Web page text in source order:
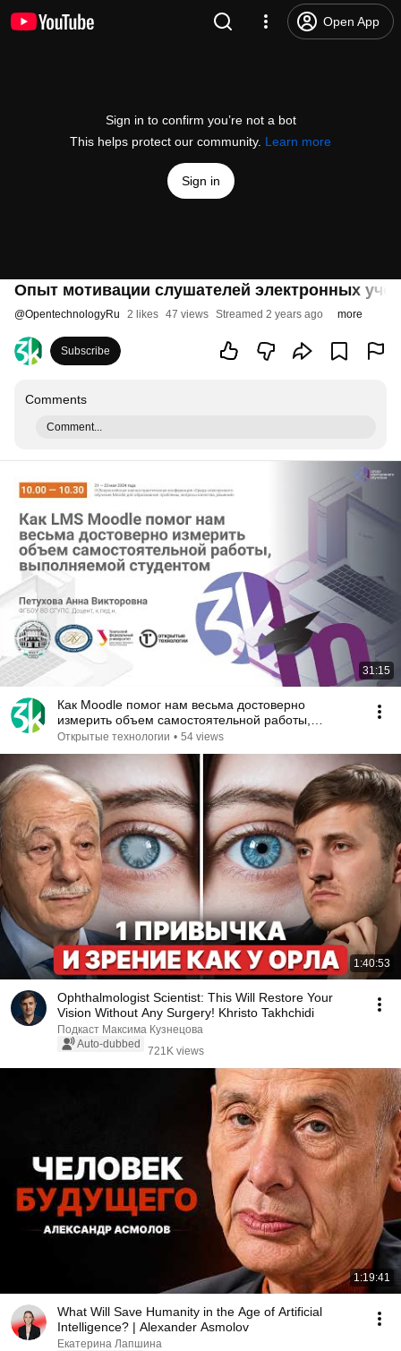
Open App
Sign in to confirm you’re not a bot
This helps protect our community. Learn more
Sign in
Опыт мотивации слушателей электронных
@OpentechnologyRu 2 likes 47 views Streamed 2 years ago more
Subscribe
Comments
Comment...
31:15
Как Moodle помог нам весьма достоверно
измерить объем самостоятельной работы,
выполняемой студентом
Открытые технологии • 54 views
1:40:53
Ophthalmologist Scientist: This Will Restore Your
Vision Without Any Surgery! Khristo Takhchidi
Подкаст Максима Кузнецова
Auto-dubbed
721K views
1:19:41
What Will Save Humanity in the Age of Artificial
Intelligence? | Alexander Asmolov
Екатерина Лапшина